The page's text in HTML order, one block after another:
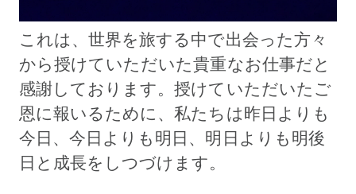
これは、世界を旅する中で出会った方々
から授けていただいた貴重なお仕事だと
感謝しております。授けていただいたご
恩に報いるために、私たちは昨日よりも
今日、今日よりも明日、明日よりも明後
日と成長をしつづけます。